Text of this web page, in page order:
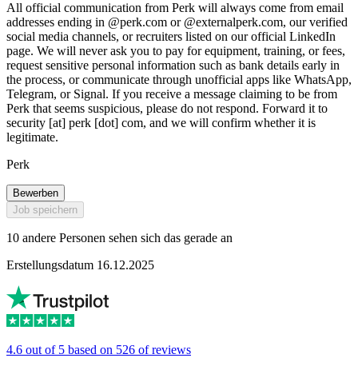
All official communication from Perk will always come from email
addresses ending in @perk.com or @externalperk.com, our verified
social media channels, or recruiters listed on our official LinkedIn
page. We will never ask you to pay for equipment, training, or fees,
request sensitive personal information such as bank details early in
the process, or communicate through unofficial apps like WhatsApp,
Telegram, or Signal. If you receive a message claiming to be from
Perk that seems suspicious, please do not respond. Forward it to
security [at] perk [dot] com, and we will confirm whether it is
legitimate.
Perk
Bewerben
Job speichern
10 andere Personen sehen sich das gerade an
Erstellungsdatum 16.12.2025
4.6 out of 5 based on 526 of reviews